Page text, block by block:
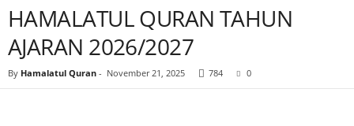
HAMALATUL QURAN TAHUN
AJARAN 2026/2027
By Hamalatul Quran - November 21, 2025 784 0